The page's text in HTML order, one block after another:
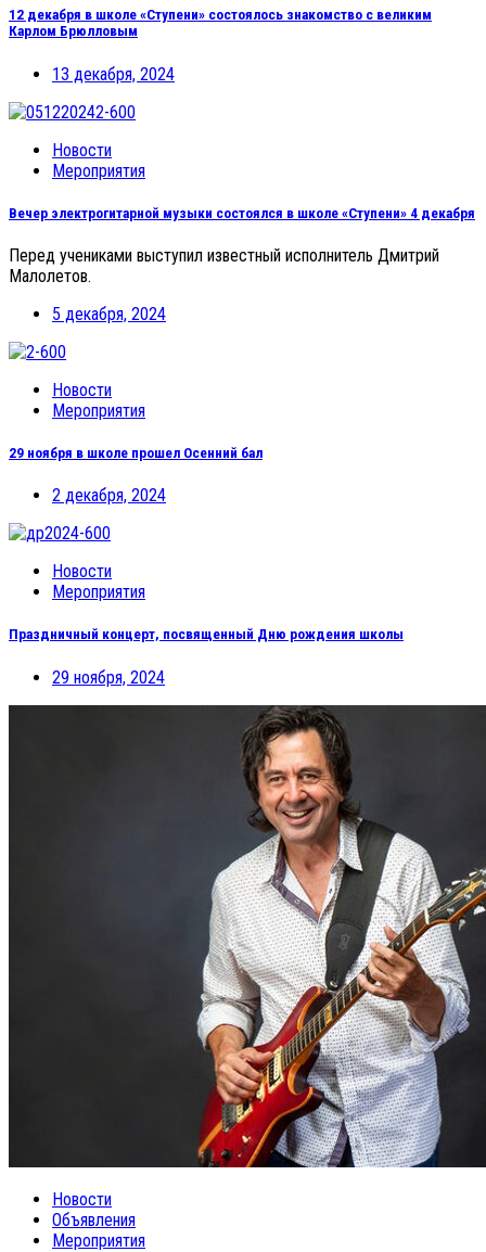
12 декабря в школе «Ступени» состоялось знакомство с великим
Карлом Брюлловым
13 декабря, 2024
Новости
Мероприятия
Вечер электрогитарной музыки состоялся в школе «Ступени» 4 декабря
Перед учениками выступил известный исполнитель Дмитрий
Малолетов.
5 декабря, 2024
Новости
Мероприятия
29 ноября в школе прошел Осенний бал
2 декабря, 2024
Новости
Мероприятия
Праздничный концерт, посвященный Дню рождения школы
29 ноября, 2024
Новости
Объявления
Мероприятия